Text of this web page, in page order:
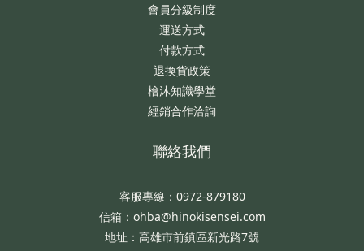
會員分級制度
運送方式
付款方式
退換貨政策
檜沐知識學堂
經銷合作洽詢
聯絡我們
客服專線：0972-879180
信箱：ohba@hinokisensei.com
地址：高雄市前鎮區新光路7號